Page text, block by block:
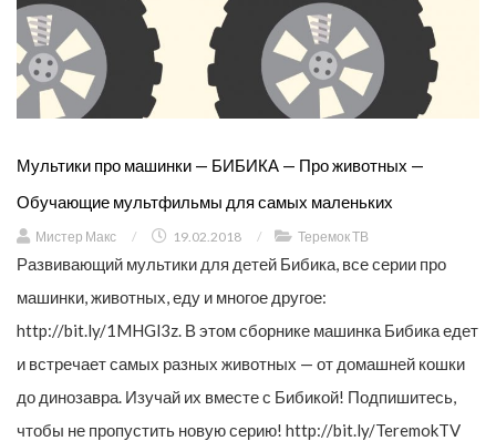
Мультики про машинки — БИБИКА — Про животных —
Обучающие мультфильмы для самых маленьких
Мистер Макс / 19.02.2018 / Теремок ТВ
Развивающий мультики для детей Бибика, все серии про
машинки, животных, еду и многое другое:
http://bit.ly/1MHGl3z. В этом сборнике машинка Бибика едет
и встречает самых разных животных — от домашней кошки
до динозавра. Изучай их вместе с Бибикой! Подпишитесь,
чтобы не пропустить новую серию! http://bit.ly/TeremokTV